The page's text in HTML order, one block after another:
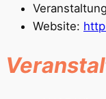
Website: